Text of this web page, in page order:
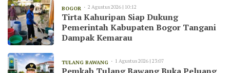
BOGOR 2 Agustus 2026 | 10:12
Tirta Kahuripan Siap Dukung
Pemerintah Kabupaten Bogor Tangani
Dampak Kemarau
TULANG BAWANG 1 Agustus 2026 | 23:07